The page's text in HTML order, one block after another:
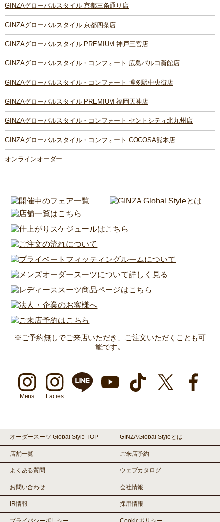
GINZAグローバルスタイル 京都三条通り店
GINZAグローバルスタイル 京都四条店
GINZAグローバルスタイル PREMIUM 神戸三宮店
GINZAグローバルスタイル・コンフォート 広島パルコ新館店
GINZAグローバルスタイル・コンフォート 博多駅中央街店
GINZAグローバルスタイル PREMIUM 福岡天神店
GINZAグローバルスタイル・コンフォート セントシティ北九州店
GINZAグローバルスタイル・コンフォート COCOSA熊本店
オンラインオーダー
※ご予約無しでご来店いただき、ご注文いただくことも可
能です。
Mens Ladies
オーダースーツ Global Style TOP GINZA Global Styleとは
店舗一覧 ご来店予約
よくある質問 ウェブカタログ
お問い合わせ 会社情報
IR情報 採用情報
プライバシーポリシー Cookieポリシー